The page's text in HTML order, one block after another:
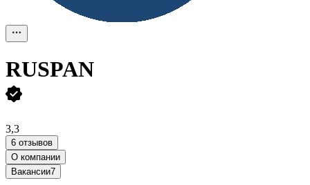
RUSPAN
3,3
6 отзывов
О компании
Вакансии7